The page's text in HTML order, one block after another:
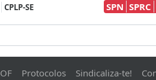
CPLP-SE SPN SPRC
Protocolos Sindicaliza-te!